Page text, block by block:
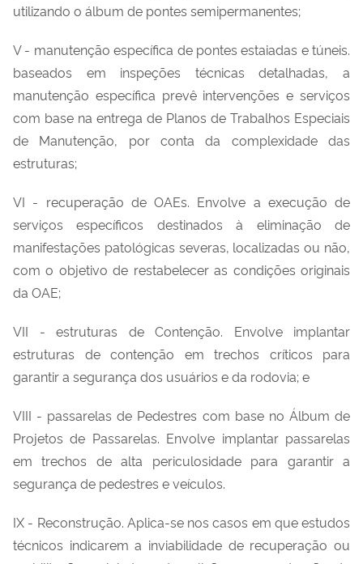
utilizando o álbum de pontes semipermanentes;
V - manutenção específica de pontes estaiadas e túneis.
baseados em inspeções técnicas detalhadas, a
manutenção específica prevê intervenções e serviços
com base na entrega de Planos de Trabalhos Especiais
de Manutenção, por conta da complexidade das
estruturas;
VI - recuperação de OAEs. Envolve a execução de
serviços específicos destinados à eliminação de
manifestações patológicas severas, localizadas ou não,
com o objetivo de restabelecer as condições originais
da OAE;
VII - estruturas de Contenção. Envolve implantar
estruturas de contenção em trechos críticos para
garantir a segurança dos usuários e da rodovia; e
VIII - passarelas de Pedestres com base no Álbum de
Projetos de Passarelas. Envolve implantar passarelas
em trechos de alta periculosidade para garantir a
segurança de pedestres e veículos.
IX - Reconstrução. Aplica-se nos casos em que estudos
técnicos indicarem a inviabilidade de recuperação ou